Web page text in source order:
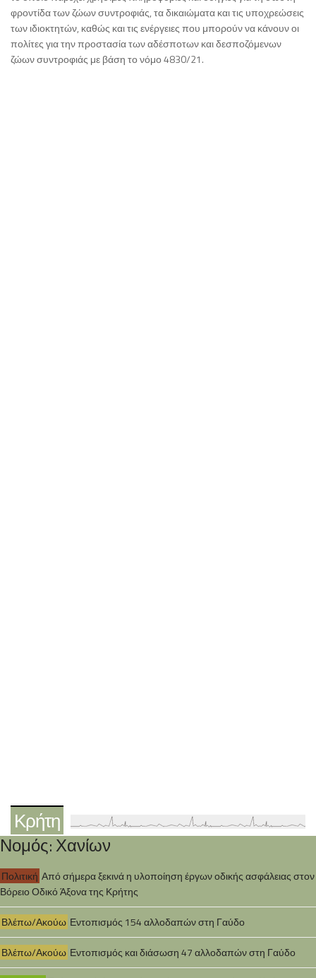
φροντίδα των ζώων συντροφιάς, τα δικαιώματα και τις υποχρεώσεις
των ιδιοκτητών, καθώς και τις ενέργειες που μπορούν να κάνουν οι
πολίτες για την προστασία των αδέσποτων και δεσποζόμενων
ζώων συντροφιάς με βάση το νόμο 4830/21.
Κρήτη
Νομός: Χανίων
Πολιτική Από σήμερα ξεκινά η υλοποίηση έργων οδικής ασφάλειας στον
Βόρειο Οδικό Άξονα της Κρήτης
Βλέπω/Ακούω Εντοπισμός 154 αλλοδαπών στη Γαύδο
Βλέπω/Ακούω Εντοπισμός και διάσωση 47 αλλοδαπών στη Γαύδο